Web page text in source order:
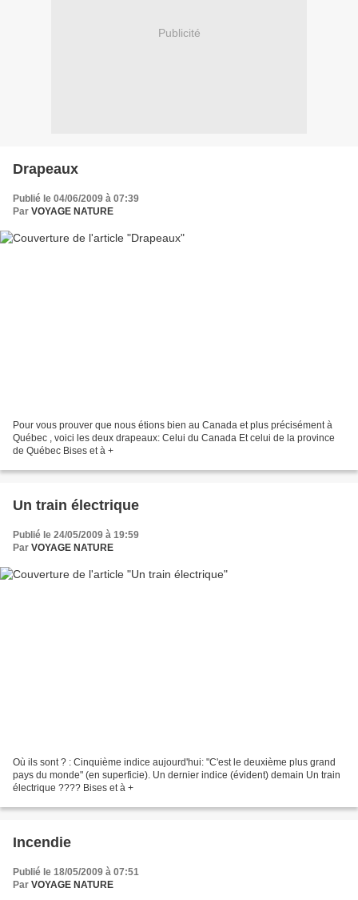
Publicité
Drapeaux
Publié le 04/06/2009 à 07:39
Par VOYAGE NATURE
Pour vous prouver que nous étions bien au Canada et plus précisément à
Québec , voici les deux drapeaux: Celui du Canada Et celui de la province
de Québec Bises et à +
Un train électrique
Publié le 24/05/2009 à 19:59
Par VOYAGE NATURE
Où ils sont ? : Cinquième indice aujourd'hui: "C'est le deuxième plus grand
pays du monde" (en superficie). Un dernier indice (évident) demain Un train
électrique ???? Bises et à +
Incendie
Publié le 18/05/2009 à 07:51
Par VOYAGE NATURE